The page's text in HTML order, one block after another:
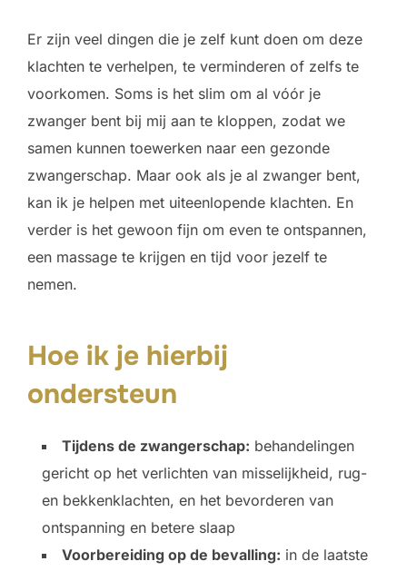
Er zijn veel dingen die je zelf kunt doen om deze
klachten te verhelpen, te verminderen of zelfs te
voorkomen. Soms is het slim om al vóór je
zwanger bent bij mij aan te kloppen, zodat we
samen kunnen toewerken naar een gezonde
zwangerschap. Maar ook als je al zwanger bent,
kan ik je helpen met uiteenlopende klachten. En
verder is het gewoon fijn om even te ontspannen,
een massage te krijgen en tijd voor jezelf te
nemen.
Hoe ik je hierbij
ondersteun
Tijdens de zwangerschap: behandelingen
gericht op het verlichten van misselijkheid, rug-
en bekkenklachten, en het bevorderen van
ontspanning en betere slaap
Voorbereiding op de bevalling: in de laatste